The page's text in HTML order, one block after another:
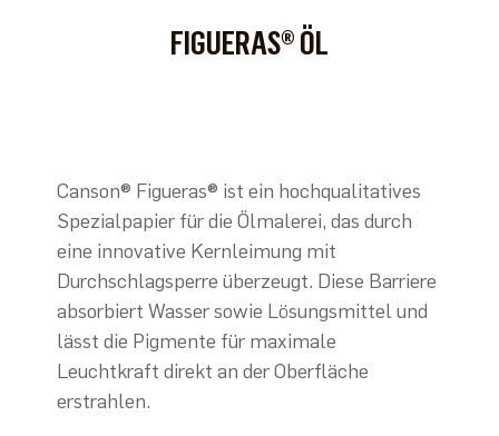
FIGUERAS® ÖL
Canson® Figueras® ist ein hochqualitatives
Spezialpapier für die Ölmalerei, das durch
eine innovative Kernleimung mit
Durchschlagsperre überzeugt. Diese Barriere
absorbiert Wasser sowie Lösungsmittel und
lässt die Pigmente für maximale
Leuchtkraft direkt an der Oberfläche
erstrahlen.